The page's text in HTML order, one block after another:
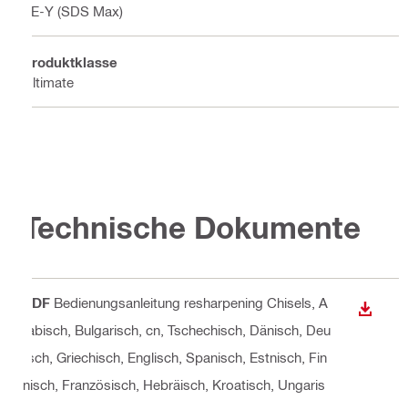
TE-Y (SDS Max)
Produktklasse
Ultimate
Technische Dokumente
PDF Bedienungsanleitung resharpening Chisels , A
rabisch, Bulgarisch, cn, Tschechisch, Dänisch, Deu
tsch, Griechisch, Englisch, Spanisch, Estnisch, Fin
nisch, Französisch, Hebräisch, Kroatisch, Ungaris